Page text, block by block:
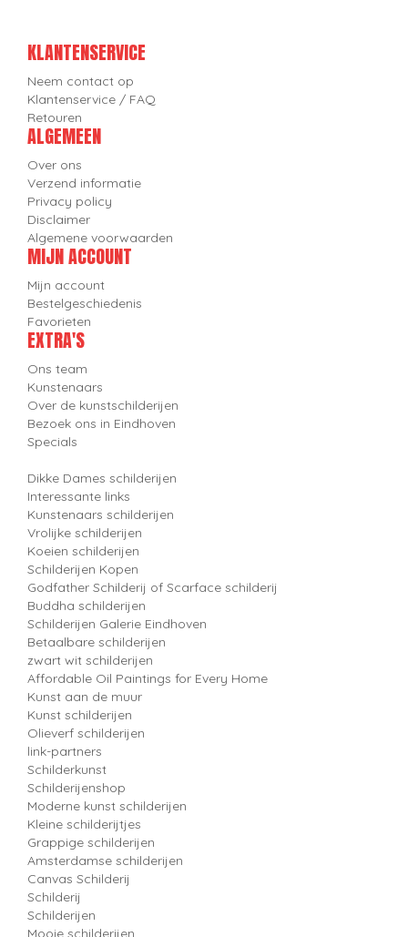
KLANTENSERVICE
Neem contact op
Klantenservice / FAQ
Retouren
ALGEMEEN
Over ons
Verzend informatie
Privacy policy
Disclaimer
Algemene voorwaarden
MIJN ACCOUNT
Mijn account
Bestelgeschiedenis
Favorieten
EXTRA'S
Ons team
Kunstenaars
Over de kunstschilderijen
Bezoek ons in Eindhoven
Specials
Dikke Dames schilderijen
Interessante links
Kunstenaars schilderijen
Vrolijke schilderijen
Koeien schilderijen
Schilderijen Kopen
Godfather Schilderij of Scarface schilderij
Buddha schilderijen
Schilderijen Galerie Eindhoven
Betaalbare schilderijen
zwart wit schilderijen
Affordable Oil Paintings for Every Home
Kunst aan de muur
Kunst schilderijen
Olieverf schilderijen
link-partners
Schilderkunst
Schilderijenshop
Moderne kunst schilderijen
Kleine schilderijtjes
Grappige schilderijen
Amsterdamse schilderijen
Canvas Schilderij
Schilderij
Schilderijen
Mooie schilderijen